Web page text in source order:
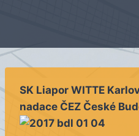
SK Liapor WITTE
nadace ČEZ České